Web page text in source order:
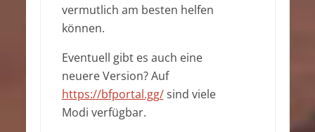
vermutlich am besten helfen
können.
Eventuell gibt es auch eine
neuere Version? Auf
https://bfportal.gg/sind viele
Modi verfügbar.